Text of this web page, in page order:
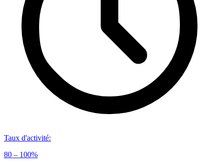
Taux d'activité:
80 – 100%